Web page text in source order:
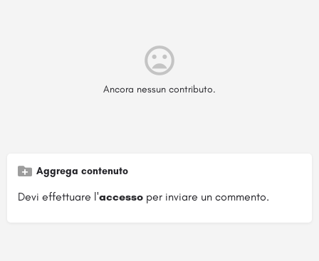
Ancora nessun contributo.
Aggrega contenuto
Devi effettuare l'accesso per inviare un commento.